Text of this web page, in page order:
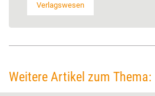
Verlagswesen
Weitere Artikel zum Thema: